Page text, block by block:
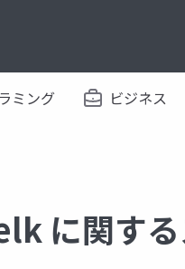
ミング ビジネス
に関す